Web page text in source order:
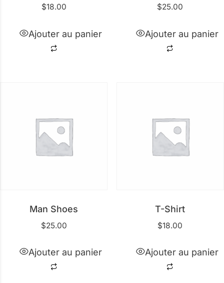
$18.00
Ajouter au panier
$25.00
Ajouter au panier
Man Shoes
$25.00
Ajouter au panier
T-Shirt
$18.00
Ajouter au panier